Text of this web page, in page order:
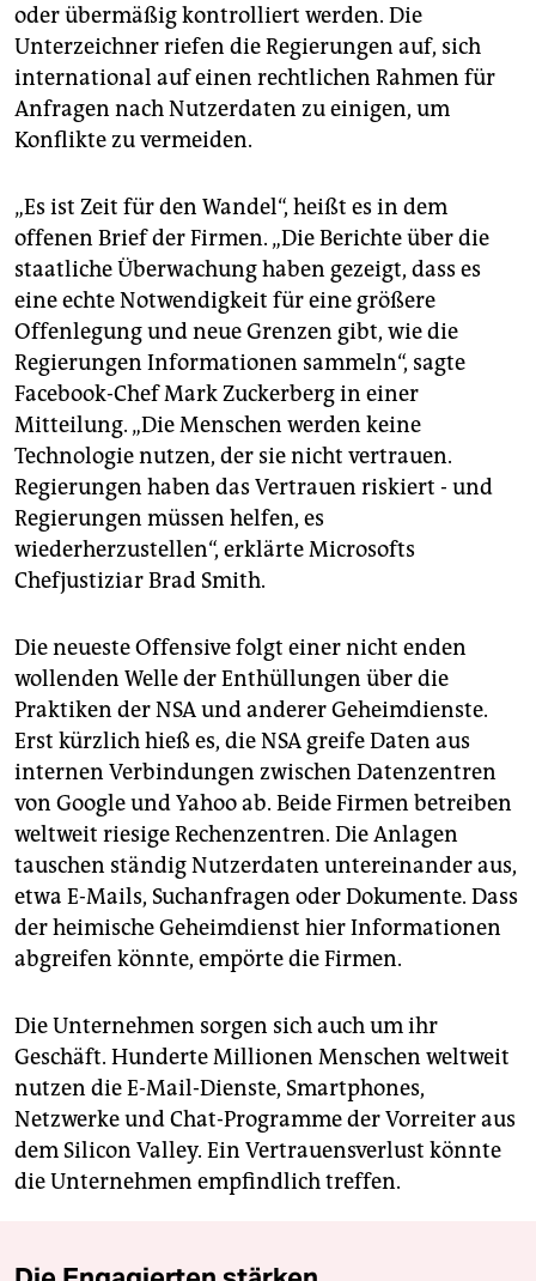
oder übermäßig kontrolliert werden. Die
Unterzeichner riefen die Regierungen auf, sich
international auf einen rechtlichen Rahmen für
Anfragen nach Nutzerdaten zu einigen, um
Konflikte zu vermeiden.
„Es ist Zeit für den Wandel“, heißt es in dem
offenen Brief der Firmen. „Die Berichte über die
staatliche Überwachung haben gezeigt, dass es
eine echte Notwendigkeit für eine größere
Offenlegung und neue Grenzen gibt, wie die
Regierungen Informationen sammeln“, sagte
Facebook-Chef Mark Zuckerberg in einer
Mitteilung. „Die Menschen werden keine
Technologie nutzen, der sie nicht vertrauen.
Regierungen haben das Vertrauen riskiert - und
Regierungen müssen helfen, es
wiederherzustellen“, erklärte Microsofts
Chefjustiziar Brad Smith.
Die neueste Offensive folgt einer nicht enden
wollenden Welle der Enthüllungen über die
Praktiken der NSA und anderer Geheimdienste.
Erst kürzlich hieß es, die NSA greife Daten aus
internen Verbindungen zwischen Datenzentren
von Google und Yahoo ab. Beide Firmen betreiben
weltweit riesige Rechenzentren. Die Anlagen
tauschen ständig Nutzerdaten untereinander aus,
etwa E-Mails, Suchanfragen oder Dokumente. Dass
der heimische Geheimdienst hier Informationen
abgreifen könnte, empörte die Firmen.
Die Unternehmen sorgen sich auch um ihr
Geschäft. Hunderte Millionen Menschen weltweit
nutzen die E-Mail-Dienste, Smartphones,
Netzwerke und Chat-Programme der Vorreiter aus
dem Silicon Valley. Ein Vertrauensverlust könnte
die Unternehmen empfindlich treffen.